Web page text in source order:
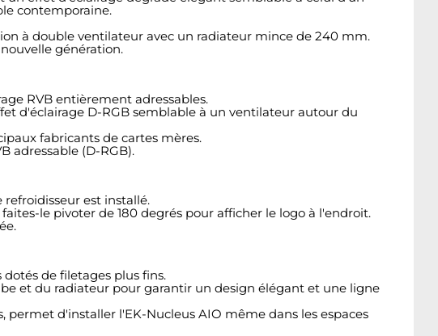
contemporaine.
à double ventilateur avec un radiateur mince de 240 mm.
génération.
RVB entièrement adressables.
d'éclairage D-RGB semblable à un ventilateur autour du
fabricants de cartes mères.
adressable (D-RGB).
est installé.
le pivoter de 180 degrés pour afficher le logo à l'endroit.
de filetages plus fins.
et du radiateur pour garantir un design élégant et une ligne
permet d'installer l'EK-Nucleus AIO même dans les espaces